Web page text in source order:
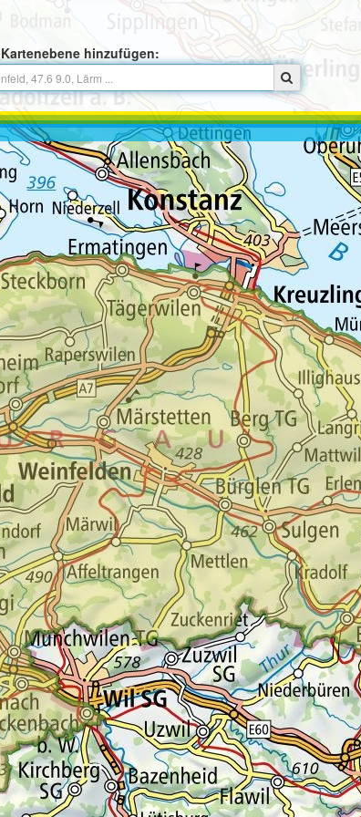
hinzufügen: